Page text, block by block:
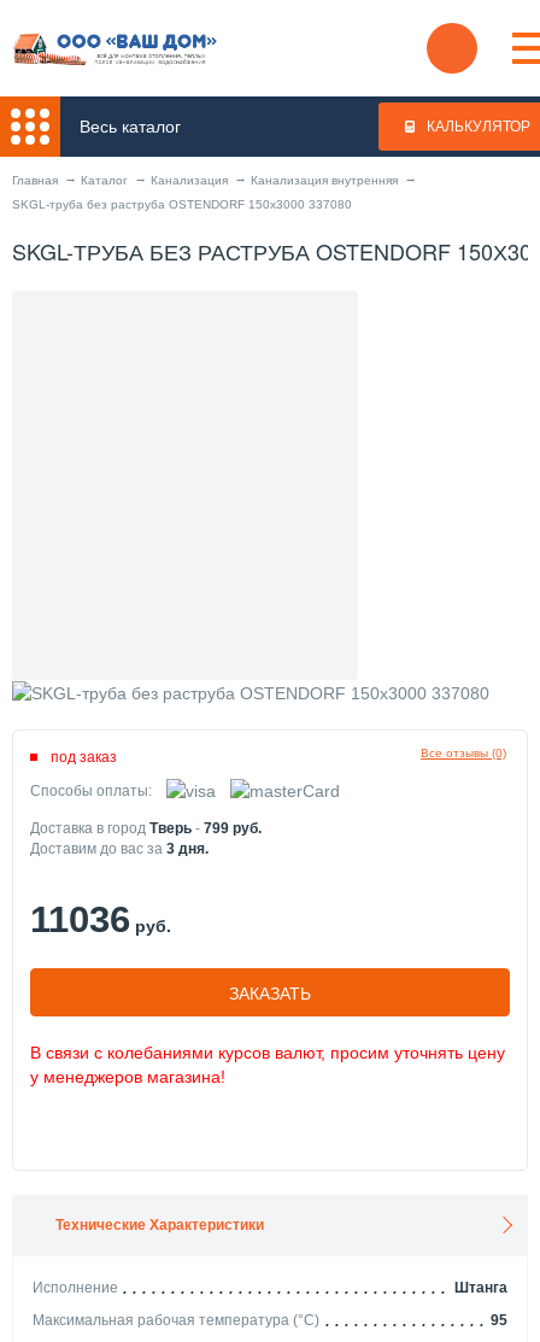
Весь каталог КАЛЬКУЛЯТОР
Главная Каталог Канализация
Канализация внутренняя
SKGL-труба без раструба OSTENDORF 150х3000 337080
SKGL-ТРУБА БЕЗ РАСТРУБА OSTENDORF
Все отзывы (0)
под заказ
Способы оплаты:
Доставка в город Тверь - 799 руб.
Доставим до вас за 3 дня.
11036 руб.
ЗАКАЗАТЬ
В связи с колебаниями курсов валют, просим уточнять цену
у менеджеров магазина!
Технические Характеристики
Исполнение
Штанга
Максимальная рабочая температура (°С)
95